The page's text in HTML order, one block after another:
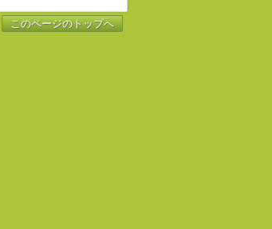
このページのトップへ